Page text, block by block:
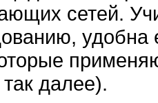
сетей.
удобна
далее).